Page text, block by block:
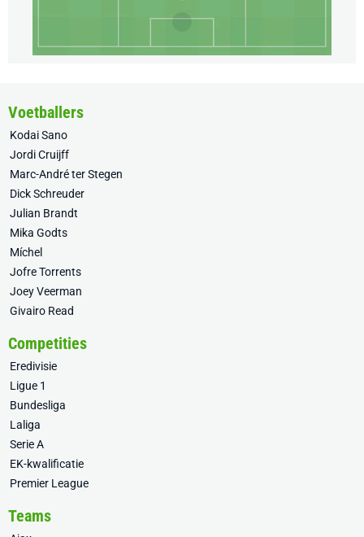
Voetballers
Kodai Sano
Jordi Cruijff
Marc-André ter Stegen
Dick Schreuder
Julian Brandt
Mika Godts
Míchel
Jofre Torrents
Joey Veerman
Givairo Read
Competities
Eredivisie
Ligue 1
Bundesliga
Laliga
Serie A
EK-kwalificatie
Premier League
Teams